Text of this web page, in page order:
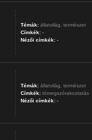
Témák: állatvilág,
természet
Címkék:-
Nézői címkék:-
Témák: állatvilág,
természet
Címkék: tömegszórakoztatás
Nézői címkék:-